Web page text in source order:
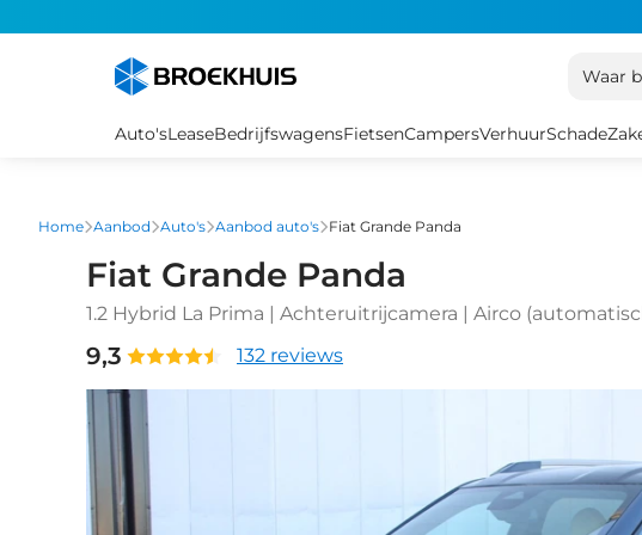
Waar
Auto'sLeaseBedrijfswagensFietsenCampersVerhuurSchade
Home Aanbod Auto's Aanbod auto's Fiat Grande Panda
Fiat Grande Panda
1.2 Hybrid La Prima | Achteruitrijcamera | Airco
9,3 132 reviews